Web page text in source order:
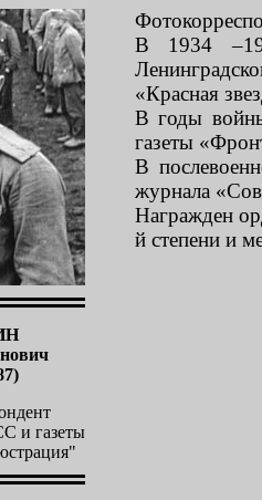
и газеты
В 1934
«Красная
В годы
газеты
В
журнала
Награжден
й степени и